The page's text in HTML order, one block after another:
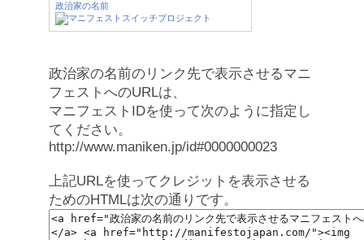
政治家の名前
政治家の名前のリンク先で表示させるマニ
フェストへのURLは、
マニフェストIDを使って次のように指定し
てください。
http://www.maniken.jp/id#0000000023
上記URLを使ってクレジットを表示させる
ためのHTMLは次の通りです。